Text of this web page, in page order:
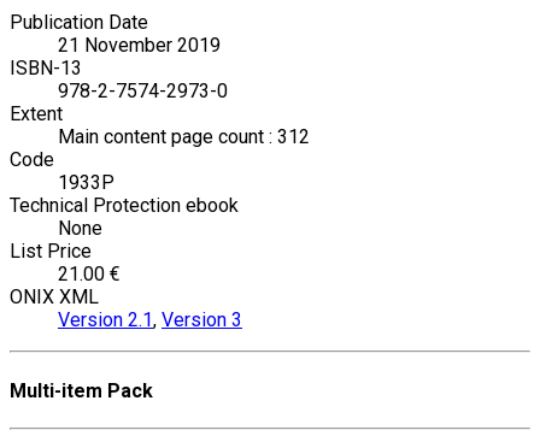
Publication Date
21 November 2019
ISBN-13
978-2-7574-2973-0
Extent
Main content page count : 312
Code
1933P
Technical Protection ebook
None
List Price
21.00 €
ONIX XML
Version 2.1, Version 3
Multi-item Pack